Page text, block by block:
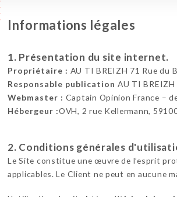
Informations légales
1. Présentation du site internet.
Propriétaire : AU TI BREIZH 71 Rue du
Responsable publication AU TI
Webmaster : Captain Opinion France –
Hébergeur :OVH, 2 rue Kellermann,
2. Conditions générales
Le Site constitue une œuvre de l’esprit
applicables. Le Client ne peut en aucune